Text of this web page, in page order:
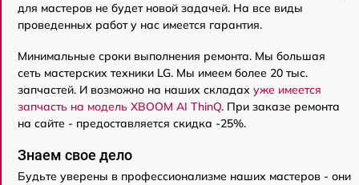
для мастеров не будет новой задачей. На все виды
проведенных работ у нас имеется гарантия.
Минимальные сроки выполнения ремонта. Мы большая
сеть мастерских техники LG. Мы имеем более 20 тыс.
запчастей. И возможно на наших складах уже имеется
запчасть на модель XBOOM AI ThinQ. При заказе ремонта
на сайте - предоставляется скидка -25%.
Знаем свое дело
Будьте уверены в профессионализме наших мастеров - они